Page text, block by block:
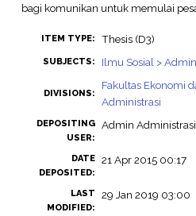
bagi komunikan untuk memulai
ITEM TYPE: Thesis (D3)
SUBJECTS: Ilmu Sosial >
DIVISIONS:
Fakultas Ekonomi
Administrasi
DEPOSITING
USER:
Admin
DATE
DEPOSITED:
21 Apr 2015 00:17
LAST
MODIFIED:
29 Jan 2019 03:00